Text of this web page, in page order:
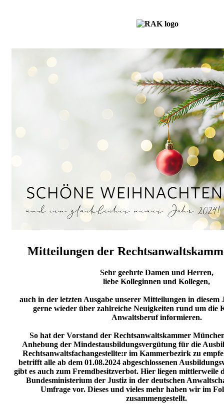
Mitteilungen der
Sehr geehrte Damen und Herren,
liebe Kolleginnen und Kollegen,
auch in der letzten Ausgabe unserer Mitteilungen in diesem
gerne wieder über zahlreiche Neuigkeiten rund um die
Anwaltsberuf informieren.
So hat der Vorstand der Rechtsanwaltskammer München
Anhebung der Mindestausbildungsvergütung für die
Rechtsanwaltsfachangestellte:r im Kammerbezirk zu
betrifft alle ab dem 01.08.2024 abgeschlossenen
gibt es auch zum Fremdbesitzverbot. Hier liegen mittlerweile
Bundesministerium der Justiz in der deutschen
Umfrage vor. Dieses und vieles mehr haben wir im
zusammengestellt.